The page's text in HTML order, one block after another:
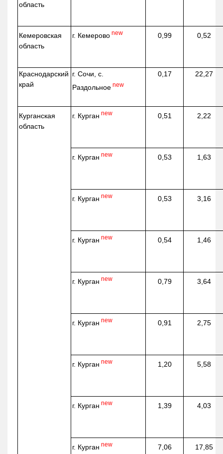
область
Кемеровская
область
г. Кемерово new 0,99 0,52
Краснодарский
край
г. Сочи, с.
Раздольное new
0,17 22,27
Курганская
область
г. Курган new 0,51 2,22
г. Курган new 0,53 1,63
г. Курган new 0,53 3,16
г. Курган new 0,54 1,46
г. Курган new 0,79 3,64
г. Курган new 0,91 2,75
г. Курган new 1,20 5,58
г. Курган new 1,39 4,03
г. Курган new 7,06 17,85